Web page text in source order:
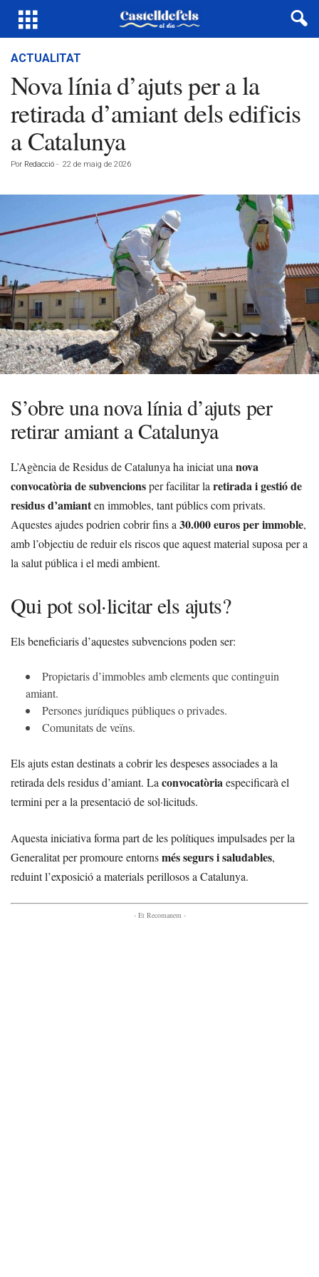
ACTUALITAT
Nova línia d’ajuts per a la
retirada d’amiant dels edificis
a Catalunya
Por Redacció - 22 de maig de 2026
S’obre una nova línia d’ajuts per
retirar amiant a Catalunya
L’Agència de Residus de Catalunya ha iniciat una nova
convocatòria de subvencionsper facilitar la retirada i gestió de
residus d’amianten immobles, tant públics com privats.
Aquestes ajudes podrien cobrir fins a 30.000 euros per immoble,
amb l’objectiu de reduir els riscos que aquest material suposa per a
la salut pública i el medi ambient.
Qui pot sol·licitar els ajuts?
Els beneficiaris d’aquestes subvencions poden ser:
Propietaris d’immobles amb elements que continguin
amiant.
Persones jurídiques públiques o privades.
Comunitats de veïns.
Els ajuts estan destinats a cobrir les despeses associades a la
retirada dels residus d’amiant. La convocatòriaespecificarà el
termini per a la presentació de sol·licituds.
Aquesta iniciativa forma part de les polítiques impulsades per la
Generalitat per promoure entornsmés segurs i saludables,
reduint l’exposició a materials perillosos a Catalunya.
- Et Recomanem -